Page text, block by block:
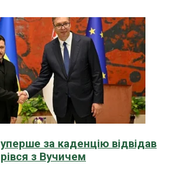
за каденцію відвідав
з Вучичем